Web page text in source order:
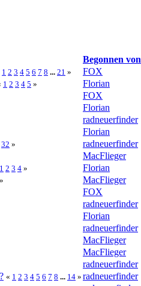
Begonnen von
1 2 3 4 5 6 7 8 ... 21 » FOX
1 2 3 4 5 » Florian
FOX
Florian
radneuerfinder
Florian
32 » radneuerfinder
MacFlieger
1 2 3 4 » Florian
» MacFlieger
FOX
radneuerfinder
Florian
radneuerfinder
MacFlieger
MacFlieger
radneuerfinder
« 1 2 3 4 5 6 7 8 ... 14 » radneuerfinder